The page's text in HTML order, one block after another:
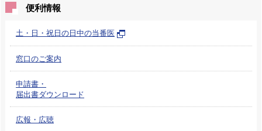
便利情報
土・日・祝日の日中の当番医
窓口のご案内
申請書・
届出書ダウンロード
広報・広聴